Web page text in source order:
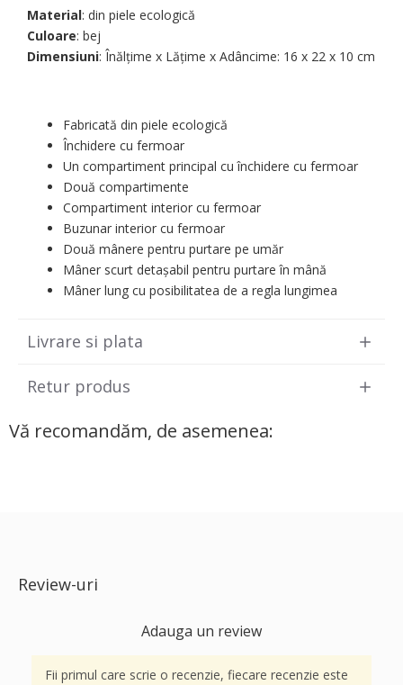
Material: din piele ecologică
Culoare: bej
Dimensiuni: Înălțime x Lățime х Adâncime: 16 х 22 х 10 cm
Fabricată din piele ecologică
Închidere cu fermoar
Un compartiment principal cu închidere cu fermoar
Două compartimente
Compartiment interior cu fermoar
Buzunar interior cu fermoar
Două mânere pentru purtare pe umăr
Mâner scurt detașabil pentru purtare în mână
Mâner lung cu posibilitatea de a regla lungimea
Livrare si plata
Retur produs
Vă recomandăm, de asemenea:
Review-uri
Adauga un review
Fii primul care scrie o recenzie, fiecare recenzie este